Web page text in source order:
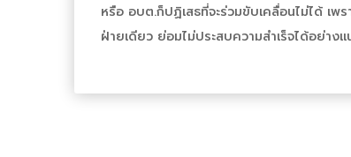
หรือ อบต.ก็ปฏิเสธที่จะร่วมขับเคลื่อนไม่ได้ เพ
ฝ่ายเดียว ย่อมไม่ประสบความสำเร็จได้อย่าง